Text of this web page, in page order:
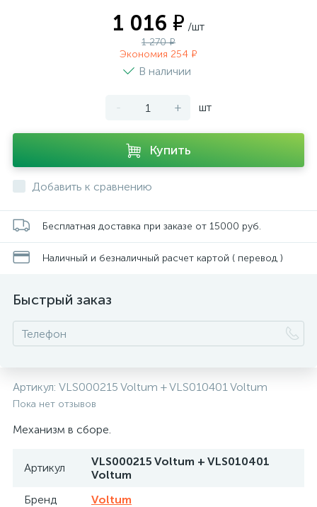
1 016 ₽ /шт
1 270 ₽
Экономия 254 ₽
В наличии
- + шт
Купить
Добавить к сравнению
Бесплатная доставка при заказе от 15000 руб.
Наличный и безналичный расчет картой ( перевод )
Быстрый заказ
Артикул: VLS000215 Voltum + VLS010401 Voltum
Пока нет отзывов
Механизм в сборе.
Артикул
VLS000215 Voltum + VLS010401
Voltum
Бренд
Voltum